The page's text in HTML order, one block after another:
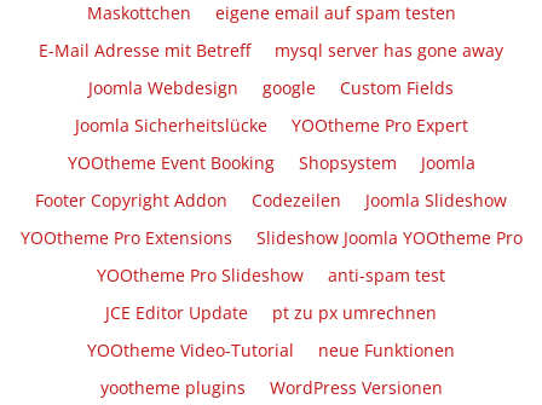
Maskottchen
eigene email auf spam testen
E-Mail Adresse mit Betreff
mysql server has gone away
Joomla Webdesign
google
Custom Fields
Joomla Sicherheitslücke
YOOtheme Pro Expert
YOOtheme Event Booking
Shopsystem
Joomla
Footer Copyright Addon
Codezeilen
Joomla Slideshow
YOOtheme Pro Extensions
Slideshow Joomla YOOtheme Pro
YOOtheme Pro Slideshow
anti-spam test
JCE Editor Update
pt zu px umrechnen
YOOtheme Video-Tutorial
neue Funktionen
yootheme plugins
WordPress Versionen